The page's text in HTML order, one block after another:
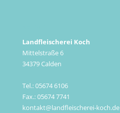
Landfleischerei Koch
Mittelstraße 6
34379 Calden
Tel.: 05674 6106
Fax.: 05674 7741
kontakt@landfleischerei-koch.de